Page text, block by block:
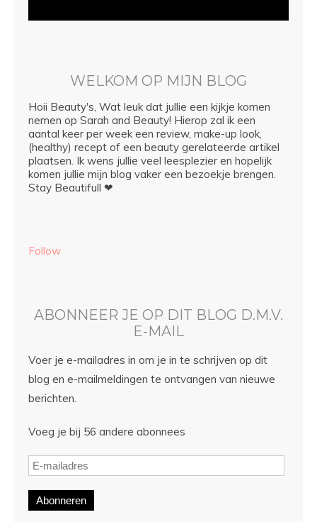
WELKOM OP MIJN BLOG
Hoii Beauty's, Wat leuk dat jullie een kijkje komen
nemen op Sarah and Beauty! Hierop zal ik een
aantal keer per week een review, make-up look,
(healthy) recept of een beauty gerelateerde artikel
plaatsen. Ik wens jullie veel leesplezier en hopelijk
komen jullie mijn blog vaker een bezoekje brengen.
Stay Beautifull ❤
Follow
ABONNEER JE OP DIT BLOG D.M.V.
E-MAIL
Voer je e-mailadres in om je in te schrijven op dit
blog en e-mailmeldingen te ontvangen van nieuwe
berichten.
Voeg je bij 56 andere abonnees
Abonneren